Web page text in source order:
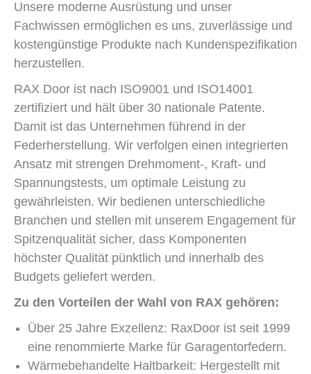
Unsere moderne Ausrüstung und unser
Fachwissen ermöglichen es uns, zuverlässige und
kostengünstige Produkte nach Kundenspezifikation
herzustellen.
RAX Door ist nach ISO9001 und ISO14001
zertifiziert und hält über 30 nationale Patente.
Damit ist das Unternehmen führend in der
Federherstellung. Wir verfolgen einen integrierten
Ansatz mit strengen Drehmoment-, Kraft- und
Spannungstests, um optimale Leistung zu
gewährleisten. Wir bedienen unterschiedliche
Branchen und stellen mit unserem Engagement für
Spitzenqualität sicher, dass Komponenten
höchster Qualität pünktlich und innerhalb des
Budgets geliefert werden.
Zu den Vorteilen der Wahl von RAX gehören:
Über 25 Jahre Exzellenz: RaxDoor ist seit 1999
eine renommierte Marke für Garagentorfedern.
Wärmebehandelte Haltbarkeit: Hergestellt mit